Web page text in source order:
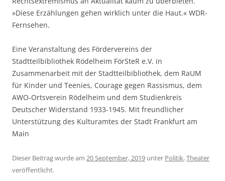
»Diese Erzählungen gehen wirklich unter die Haut.« WDR-
Fernsehen.
Eine Veranstaltung des Fördervereins der
Stadtteilbibliothek Rödelheim FörSteR e.V. in
Zusammenarbeit mit der Stadtteilbibliothek, dem RaUM
für Kinder und Teenies, Courage gegen Rassismus, dem
AWO-Ortsverein Rödelheim und dem Studienkreis
Deutscher Widerstand 1933-1945. Mit freundlicher
Unterstützung des Kulturamtes der Stadt Frankfurt am
Main
Dieser Beitrag wurde am 20 September, 2019 unter Politik,Theater
veröffentlicht.